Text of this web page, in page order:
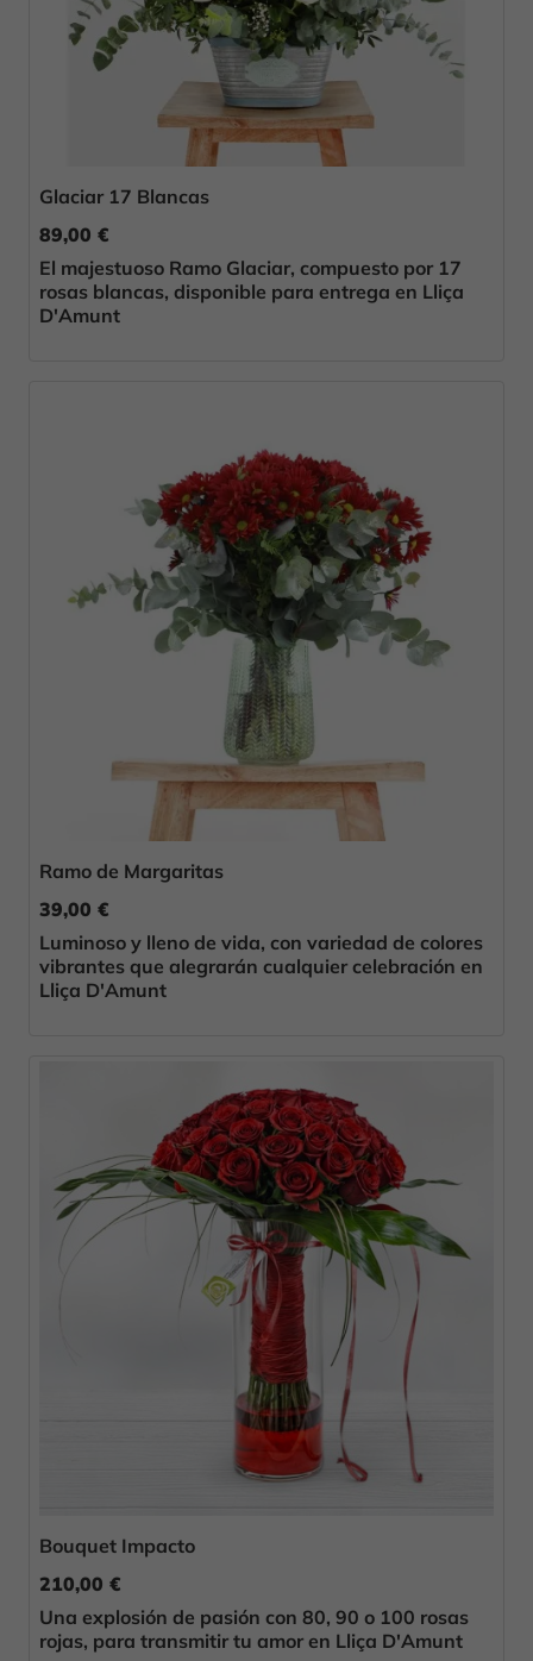
Glaciar 17 Blancas
89,00 €
El majestuoso Ramo Glaciar, compuesto por 17
rosas blancas, disponible para entrega en Lliça
D'Amunt
Ramo de Margaritas
39,00 €
Luminoso y lleno de vida, con variedad de colores
vibrantes que alegrarán cualquier celebración en
Lliça D'Amunt
Bouquet Impacto
210,00 €
Una explosión de pasión con 80, 90 o 100 rosas
rojas, para transmitir tu amor en Lliça D'Amunt